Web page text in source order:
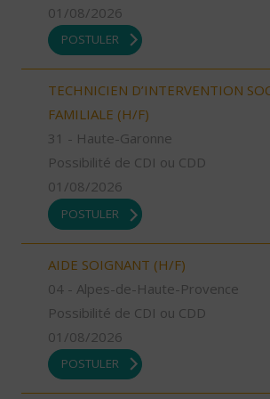
01/08/2026
POSTULER
TECHNICIEN D’INTERVENTION
FAMILIALE (H/F)
31 - Haute-Garonne
Possibilité de CDI ou CDD
01/08/2026
POSTULER
AIDE SOIGNANT (H/F)
04 - Alpes-de-Haute-Provence
Possibilité de CDI ou CDD
01/08/2026
POSTULER